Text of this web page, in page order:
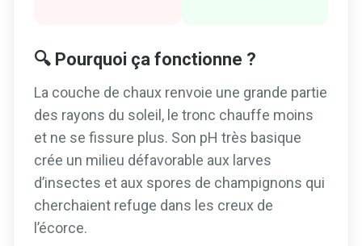
🔍 Pourquoi ça fonctionne ?
La couche de chaux renvoie une grande partie
des rayons du soleil, le tronc chauffe moins
et ne se fissure plus. Son pH très basique
crée un milieu défavorable aux larves
d’insectes et aux spores de champignons qui
cherchaient refuge dans les creux de
l’écorce.